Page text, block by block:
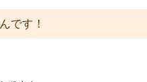
です！